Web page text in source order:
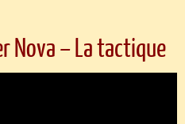
– La tactique